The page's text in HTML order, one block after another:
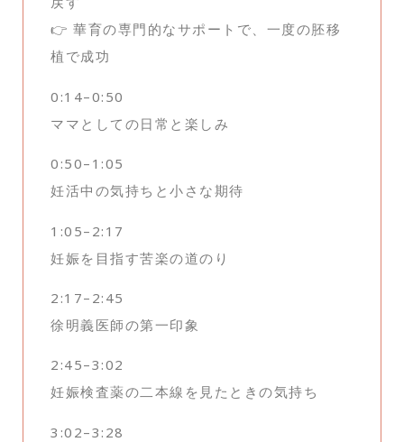
👉 華育の専門的なサポートで、一度の胚移
植で成功
0:14–0:50
ママとしての日常と楽しみ
0:50–1:05
妊活中の気持ちと小さな期待
1:05–2:17
妊娠を目指す苦楽の道のり
2:17–2:45
徐明義医師の第一印象
2:45–3:02
妊娠検査薬の二本線を見たときの気持ち
3:02–3:28